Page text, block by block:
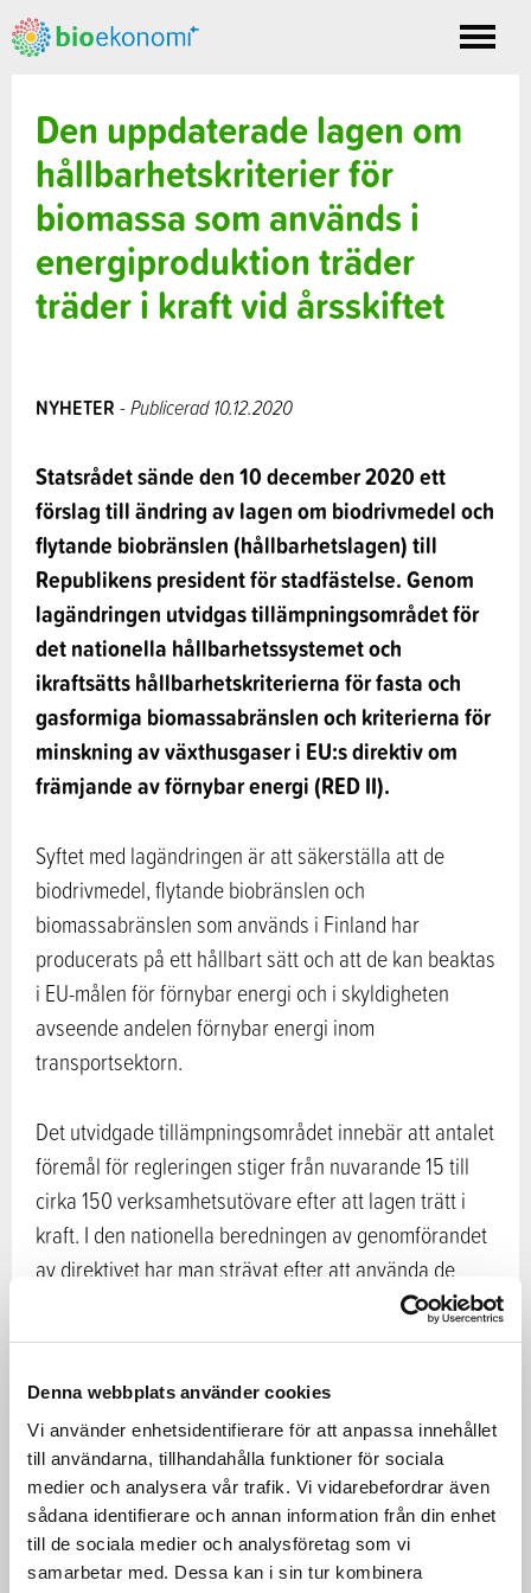
Denna webbplats använder cookies
Vi använder enhetsidentifierare för att anpassa innehållet
till användarna, tillhandahålla funktioner för sociala
medier och analysera vår trafik. Vi vidarebefordrar även
sådana identifierare och annan information från din enhet
till de sociala medier och analysföretag som vi
samarbetar med. Dessa kan i sin tur kombinera
Toggle
Den uppdaterade lagen om
hållbarhetskriterier för
biomassa som används i
energiproduktion träder
träder i kraft vid årsskiftet
NYHETER - Publicerad 10.12.2020
Statsrådet sände den 10 december 2020 ett
förslag till ändring av lagen om biodrivmedel och
flytande biobränslen (hållbarhetslagen) till
Republikens president för stadfästelse. Genom
lagändringen utvidgas tillämpningsområdet för
det nationella hållbarhetssystemet och
ikraftsätts hållbarhetskriterierna för fasta och
gasformiga biomassabränslen och kriterierna för
minskning av växthusgaser i EU:s direktiv om
främjande av förnybar energi (RED II).
Syftet med lagändringen är att säkerställa att de
biodrivmedel, flytande biobränslen och
biomassabränslen som används i Finland har
producerats på ett hållbart sätt och att de kan beaktas
i EU-målen för förnybar energi och i skyldigheten
avseende andelen förnybar energi inom
transportsektorn.
Det utvidgade tillämpningsområdet innebär att antalet
föremål för regleringen stiger från nuvarande 15 till
cirka 150 verksamhetsutövare efter att lagen trätt i
kraft. I den nationella beredningen av genomförandet
av direktivet har man strävat efter att använda de
befintliga nationella systemen och att påvisandet av
att hållbarhetskriterierna uppfylls inte ska medföra en
Lagändringen träder i kraft den 1 januari 2021. Genom
övergångsbestämmelser beaktas emellertid att det i
praktiken inte är möjligt att påvisa att man uppfyller
hållbarhetskriterierna som lagen förutsätter genast
när lagen trätt i kraft.